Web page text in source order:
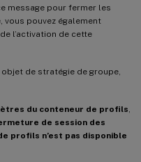
message pour fermer les
vous pouvez également
l’activation de cette
objet de stratégie de groupe,
du conteneur de profils
de session des
profils n’est pas disponible